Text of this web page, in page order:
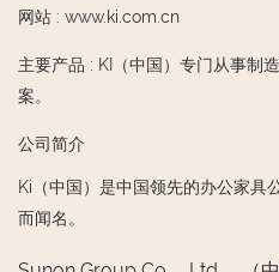
网站 : www.ki.com.cn
主要产品 : KI（中国）专门从事制
案。
公司简介
Ki（中国）是中国领先的办公家具
而闻名。